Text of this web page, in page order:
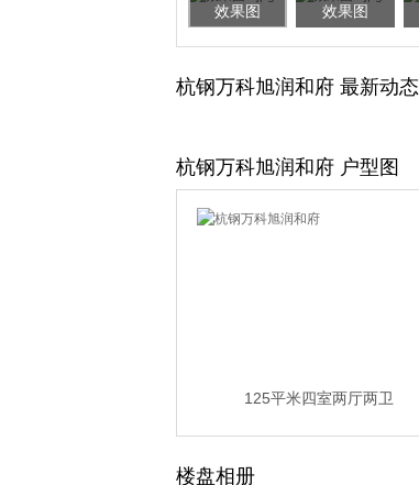
效果图 效果图
杭钢万科旭润和府 最新动态
杭钢万科旭润和府 户型图
125平米四室两厅两卫
楼盘相册